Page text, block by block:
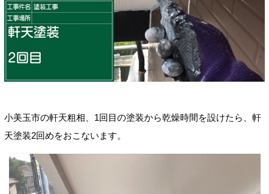
小美玉市の軒天粗相、1回目の塗装から乾燥時間を設けたら、軒
天塗装2回めをおこないます。